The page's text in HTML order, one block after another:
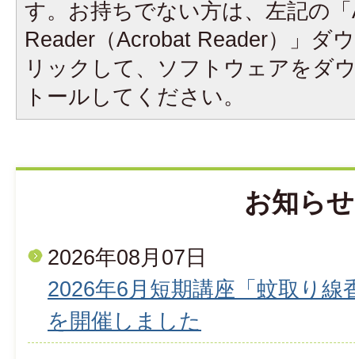
す。お持ちでない方は、左記の
Reader（Acrobat Reader）」ダ
リックして、ソフトウェアをダ
トールしてください。
お知らせ
2026年08月07日
2026年6月短期講座「蚊取り
を開催しました